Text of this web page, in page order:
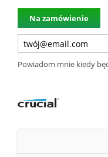
Na zamówienie
Powiadom mnie kiedy